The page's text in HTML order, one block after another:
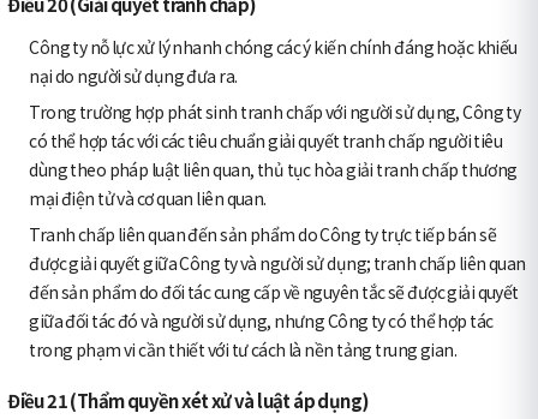
Công ty nỗ lực xử lý nhanh chóng các ý kiến chính đáng hoặc khiếu
nại do người sử dụng đưa ra.
Trong trường hợp phát sinh tranh chấp với người sử dụng, Công ty
có thể hợp tác với các tiêu chuẩn giải quyết tranh chấp người tiêu
dùng theo pháp luật liên quan, thủ tục hòa giải tranh chấp thương
mại điện tử và cơ quan liên quan.
Tranh chấp liên quan đến sản phẩm do Công ty trực tiếp bán sẽ
được giải quyết giữa Công ty và người sử dụng; tranh chấp liên quan
đến sản phẩm do đối tác cung cấp về nguyên tắc sẽ được giải quyết
giữa đối tác đó và người sử dụng, nhưng Công ty có thể hợp tác
trong phạm vi cần thiết với tư cách là nền tảng trung gian.
Điều 21 (Thẩm quyền xét xử và luật áp dụng)